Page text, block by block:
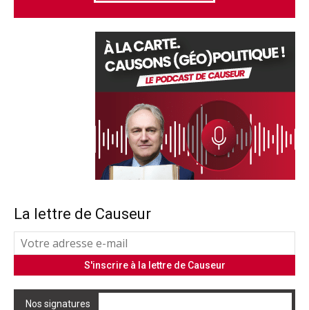
La lettre de Causeur
Nos signatures